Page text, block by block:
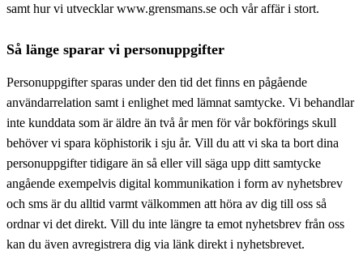
samt hur vi utvecklar www.grensmans.se och vår affär i stort.
Så länge sparar vi personuppgifter
Personuppgifter sparas under den tid det finns en pågående
användarrelation samt i enlighet med lämnat samtycke. Vi behandlar
inte kunddata som är äldre än två år men för vår bokförings skull
behöver vi spara köphistorik i sju år. Vill du att vi ska ta bort dina
personuppgifter tidigare än så eller vill säga upp ditt samtycke
angående exempelvis digital kommunikation i form av nyhetsbrev
och sms är du alltid varmt välkommen att höra av dig till oss så
ordnar vi det direkt. Vill du inte längre ta emot nyhetsbrev från oss
kan du även avregistrera dig via länk direkt i nyhetsbrevet.